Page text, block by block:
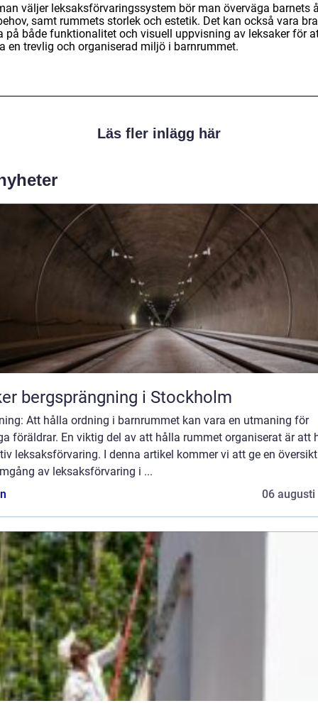
väljer leksaksförvaringssystem bör man överväga barnets
samt rummets storlek och estetik. Det kan också vara
på både funktionalitet och visuell uppvisning av leksaker för
en trevlig och organiserad miljö i barnrummet.
Läs fler inlägg här
bergsprängning i Stockholm
Att hålla ordning i barnrummet kan vara en utmaning för
föräldrar. En viktig del av att hålla rummet organiserat är att
leksaksförvaring. I denna artikel kommer vi att ge en
av leksaksförvaring i ...
06 augusti